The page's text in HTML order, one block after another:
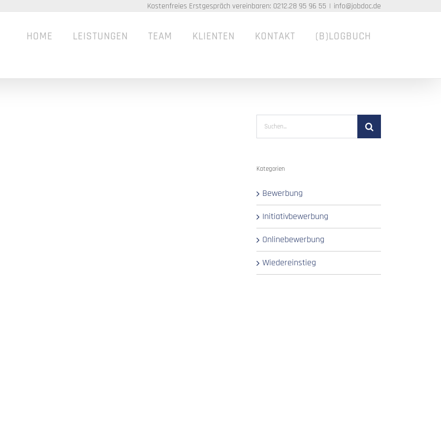
Kostenfreies Erstgespräch vereinbaren: 0212.28 95 96 55 | info@jobdoc.de
HOME LEISTUNGEN TEAM KLIENTEN KONTAKT (B)LOGBUCH
Kategorien
Bewerbung
Initiativbewerbung
Onlinebewerbung
Wiedereinstieg